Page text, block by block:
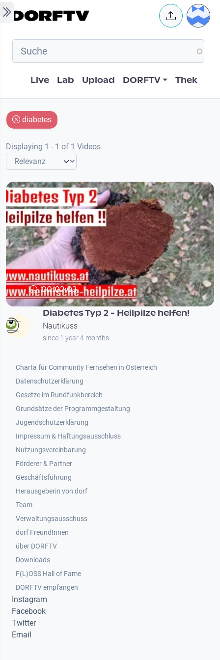
Skip to main content User
Hauptnavigation
Live Lab Upload DORFTV Thek
diabetes
Displaying 1 - 1 of 1 Videos
00:02:03
Diabetes Typ 2 - Heilpilze helfen!
Nautikuss
since 1 year 4 months
Footer 1
Charta für Community Fernsehen in Österreich
Datenschutzerklärung
Gesetze im Rundfunkbereich
Grundsätze der Programmgestaltung
Jugendschutzerklärung
Impressum & Haftungsausschluss
Nutzungsvereinbarung
Footer 2
Förderer & Partner
Geschäftsführung
Herausgeberin von dorf
Team
Verwaltungsausschuss
dorf FreundInnen
Footer 3
über DORFTV
Downloads
F(L)OSS Hall of Fame
Footer 4
DORFTV empfangen
Instagram
Facebook
Twitter
Email